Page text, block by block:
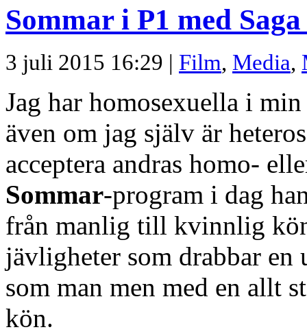
Sommar i P1 med
3 juli 2015 16:29 | Film, Media,
Jag har homosexuella i
även om jag själv är
acceptera andras homo-
Sommar-program i dag
från manlig till kvinnlig
jävligheter som drabbar
som man men med en allt
kön.